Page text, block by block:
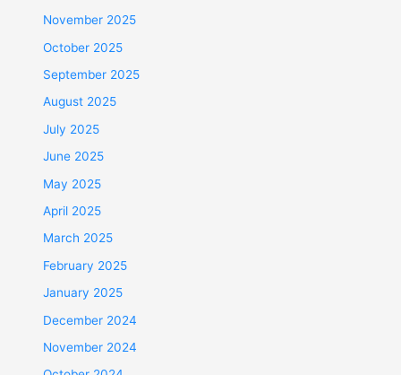
November 2025
October 2025
September 2025
August 2025
July 2025
June 2025
May 2025
April 2025
March 2025
February 2025
January 2025
December 2024
November 2024